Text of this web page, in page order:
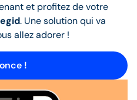
et profitez de votre
. Une solution qui va
allez adorer !
!